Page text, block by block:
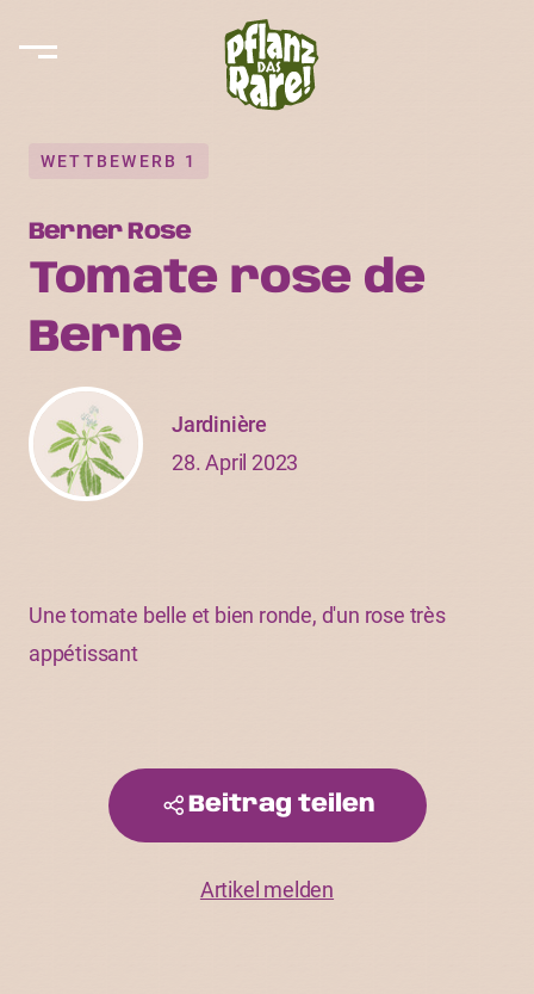
WETTBEWERB 1
Berner Rose
Tomate rose de
Berne
Jardinière
28. April 2023
Une tomate belle et bien ronde, d'un rose très
appétissant
Beitrag teilen
Artikel melden